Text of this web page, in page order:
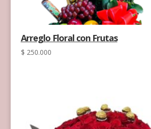
Arreglo Floral con Frutas
$ 250.000